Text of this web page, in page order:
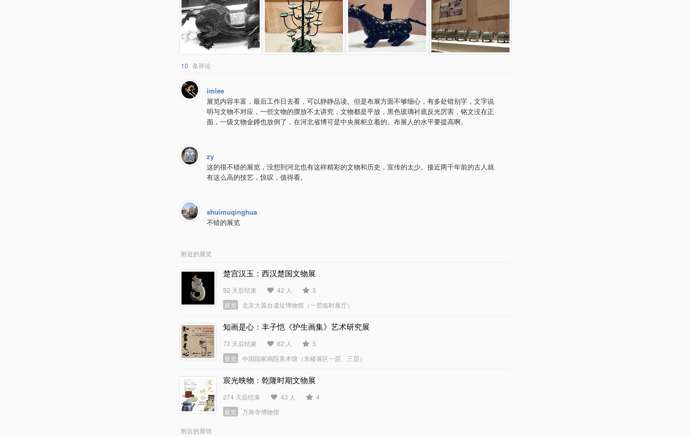
10 条评论
imlee
展览内容丰富，最后工作日去看，可以静静品读。但是布展方面不够细心，有多处错别字，文字说
明与文物不对应，一些文物的摆放不太讲究，文物都是平放，黑色玻璃衬底反光厉害，铭文没在正
面，一级文物金鐏也放倒了，在河北省博可是中央展柜立着的。布展人的水平要提高啊。
zy
这的很不错的展览，没想到河北也有这样精彩的文物和历史，宣传的太少。接近两千年前的古人就
有这么高的技艺，惊叹，值得看。
shuimuqinghua
不错的展览
附近的展览
楚宫汉玉：西汉楚国文物展
92 天后结束 42 人
5
展览
北京大葆台遗址博物馆（一层临时展厅）
知画是心：丰子恺《护生画集》艺术研究展
73 天后结束 62 人
5
展览
中国国家画院美术馆（东楼展区一层、三层）
宸光映物：乾隆时期文物展
274 天后结束 43 人
4
展览
万寿寺博物馆
附近的展馆